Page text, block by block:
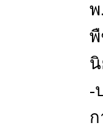
-
ก